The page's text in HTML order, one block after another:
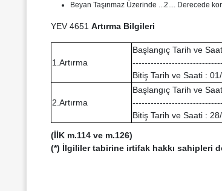
Beyan Taşınmaz Üzerinde ...2.... Derecede
YEV 4651 Artırma Bilgileri
1.Artırma
Başlangıç Tarih ve
Bitiş Tarih ve Saati :
2.Artırma
Başlangıç Tarih ve
Bitiş Tarih ve Saati :
(İİK m.114 ve m.126)
(*) İlgililer tabirine irtifak hakkı sahipleri